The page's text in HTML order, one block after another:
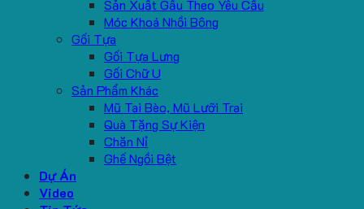
Sản Xuất Gấu Theo Yêu Cầu
Móc Khoá Nhồi Bông
Gối Tựa
Gối Tựa Lưng
Gối Chữ U
Sản Phẩm Khác
Mũ Tai Bèo, Mũ Lưỡi Trai
Quà Tặng Sự Kiện
Chăn Nỉ
Ghế Ngồi Bệt
Dự Án
Video